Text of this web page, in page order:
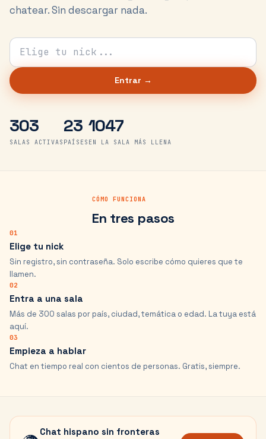
chatear. Sin descargar nada.
Tu nick para el chat
Entrar →
303
SALAS ACTIVAS
23
PAÍSES
1047
EN LA SALA MÁS LLENA
CÓMO FUNCIONA
En tres pasos
01
Elige tu nick
Sin registro, sin contraseña. Solo escribe cómo quieres que te
llamen.
02
Entra a una sala
Más de 300 salas por país, ciudad, temática o edad. La tuya está
aquí.
03
Empieza a hablar
Chat en tiempo real con cientos de personas. Gratis, siempre.
Chat hispano sin fronteras